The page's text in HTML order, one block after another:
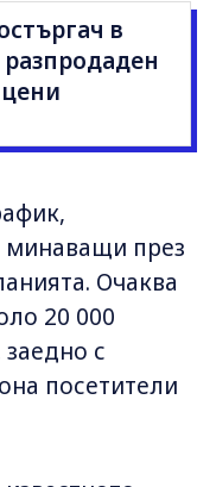
в
минаващи през
Очаква
20 000
с
посетители